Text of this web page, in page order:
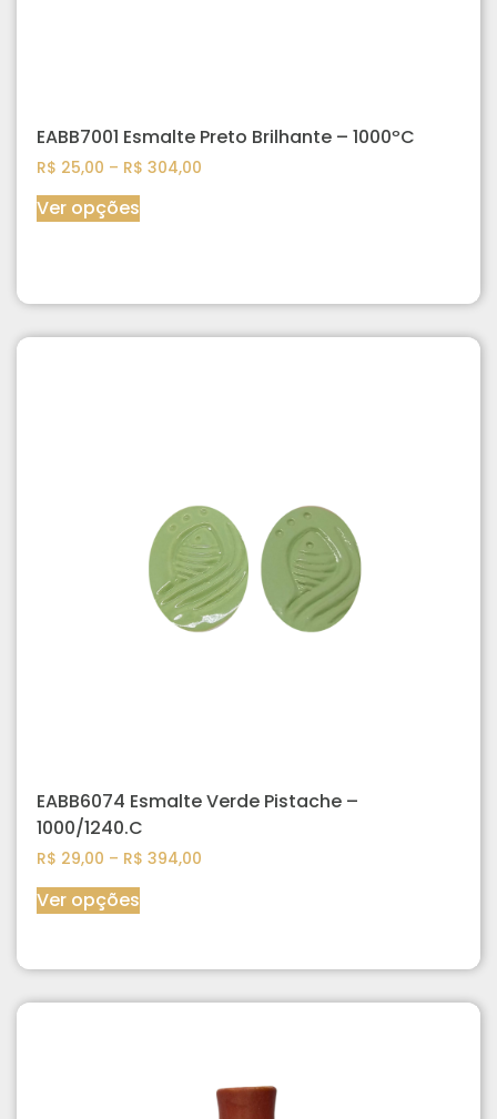
EABB7001 Esmalte Preto Brilhante – 1000ºC
R$ 25,00 – R$ 304,00
Ver opções
EABB6074 Esmalte Verde Pistache –
1000/1240.C
R$ 29,00 – R$ 394,00
Ver opções